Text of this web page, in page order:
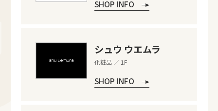
SHOP INFO
シュウ ウエムラ
化粧品 ／ 1F
SHOP INFO